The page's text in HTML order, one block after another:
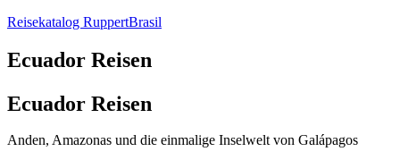
Reisekatalog RuppertBrasil
Ecuador Reisen
Ecuador Reisen
Anden, Amazonas und die einmalige Inselwelt von Galápagos